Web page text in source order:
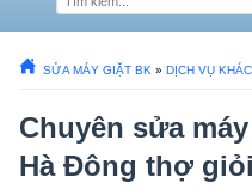
SỬA MÁY GIẶT BK » DỊCH VỤ KHÁC
Chuyên sửa
Hà Đông thợ giỏi